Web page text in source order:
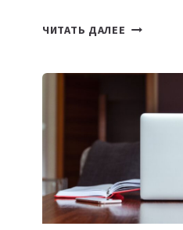
ЧИТАТЬ ДАЛЕЕ
БЕЗ
КОДА